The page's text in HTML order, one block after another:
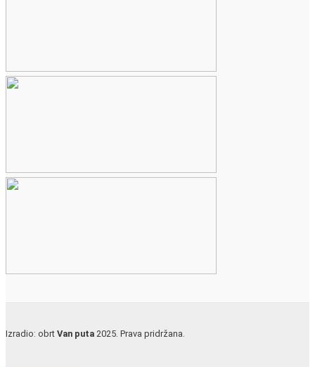
Izradio: obrt Van puta 2025. Prava pridržana.